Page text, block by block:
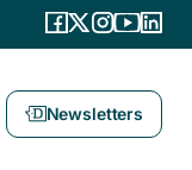
Newsletters